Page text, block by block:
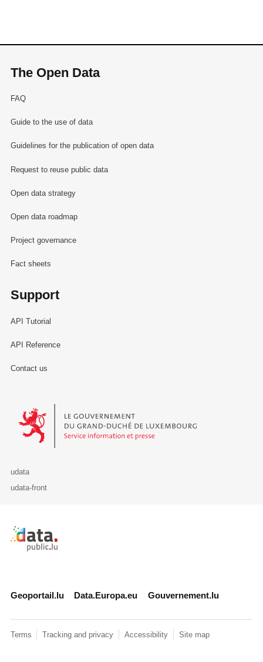
The Open Data
FAQ
Guide to the use of data
Guidelines for the publication of open data
Request to reuse public data
Open data strategy
Open data roadmap
Project governance
Fact sheets
Support
API Tutorial
API Reference
Contact us
Le Gouvernement du Grand-Duché de Luxembourg - Service
udata
udata-front
Retour à l'accueil de data.public.lu
Geoportail.lu Data.Europa.eu Gouvernement.lu
Terms Tracking and privacy Accessibility Site map